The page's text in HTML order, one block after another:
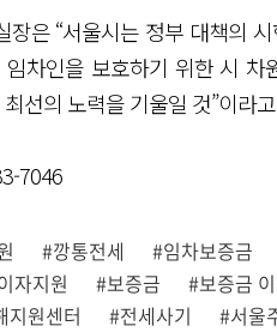
장은 “서울시는 정부 대책의
임차인을 보호하기 위한 시
선의 노력을 기울일 것”이라
7046
#깡통전세 #임차보증금
자지원
#보증금 #보증금
지원센터
#전세사기 #서울